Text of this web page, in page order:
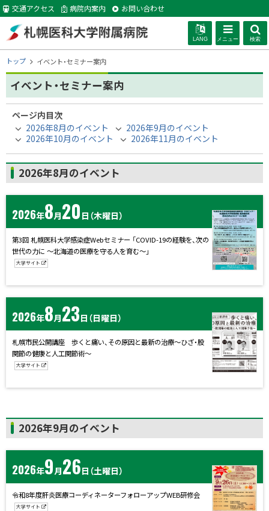
本
へ
交通アクセス 病院内案内 お問い合わせ
札幌医科大学附
属病院
LANG メニュー 検索
現
在
位
置
の
階
トップ イベント・セミナー案内
イベント・セミナー案内
ページ内目次
2026年8月のイベント
2026年9月のイベント
2026年10月のイベント
2026年11月のイベント
2026年8月のイベント
2026年8月20 日 （木曜日）
第3回 札幌医科大学感染症Webセミナー 「COVID-19の経験を、次の
世代の力に 〜北海道の医療を守る人を育む〜」
大学サイト
2026年8月23日 （日曜日）
札幌市民公開講座 歩くと痛い、その原因と最新の治療～ひざ・股
関節の健康と人工関節術～
大学サイト
ト
ッ
プ
に
戻
る
2026年9月のイベント
2026年9月26日 （土曜日）
令和8年度肝炎医療コーディネーターフォローアップWEB研修会
大学サイト